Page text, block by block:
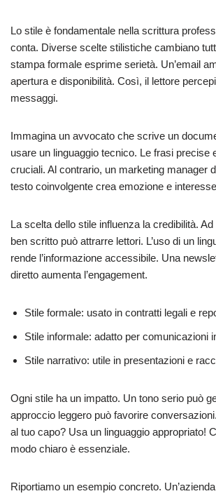
Lo stile è fondamentale nella scrittura
conta. Diverse scelte stilistiche cambiano
stampa formale esprime serietà. Un’email
apertura e disponibilità. Così, il lettore
messaggi.
Immagina un avvocato che scrive un
usare un linguaggio tecnico. Le frasi precise
cruciali. Al contrario, un marketing manager
testo coinvolgente crea emozione e
La scelta dello stile influenza la credibilità.
ben scritto può attrarre lettori. L’uso di un
rende l’informazione accessibile. Una
diretto aumenta l’engagement.
Stile formale: usato in contratti legali e
Stile informale: adatto per comunicazioni
Stile narrativo: utile in presentazioni e
Ogni stile ha un impatto. Un tono serio può
approccio leggero può favorire
al tuo capo? Usa un linguaggio appropriato!
modo chiaro è essenziale.
Riportiamo un esempio concreto.